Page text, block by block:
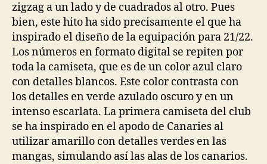
zigzag a un lado y de cuadrados al otro. Pues
bien, este hito ha sido precisamente el que ha
inspirado el diseño de la equipación para 21/22.
Los números en formato digital se repiten por
toda la camiseta, que es de un color azul claro
con detalles blancos. Este color contrasta con
los detalles en verde azulado oscuro y en un
intenso escarlata. La primera camiseta del club
se ha inspirado en el apodo de Canaries al
utilizar amarillo con detalles verdes en las
mangas, simulando así las alas de los canarios.